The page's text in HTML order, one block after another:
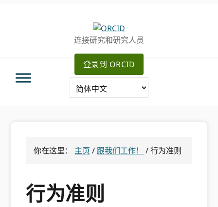
连接研究和研究人员
登录到 ORCID
你在这里： 主页 / 跟我们工作！ /行为准则
行为准则